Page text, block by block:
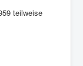
teilweise